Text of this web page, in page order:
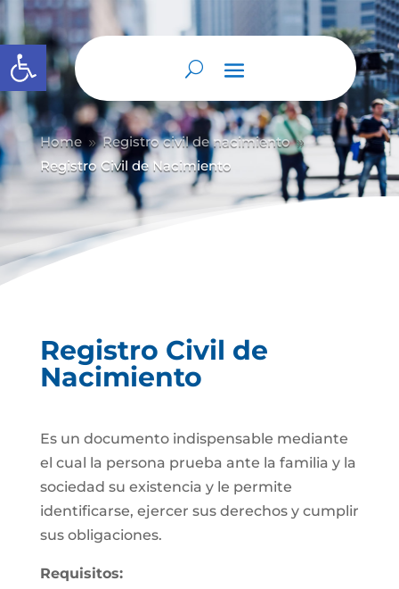
Abrir barra de herramientas
Home 9 Registro civil de nacimiento 9
Registro Civil de Nacimiento
Registro Civil de
Nacimiento
Es un documento indispensable mediante
el cual la persona prueba ante la familia y la
sociedad su existencia y le permite
identificarse, ejercer sus derechos y cumplir
sus obligaciones.
Requisitos: